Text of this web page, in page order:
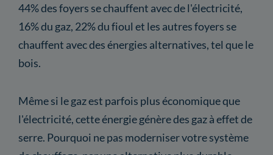
44% des foyers se chauffent avec de l'électricité,
16% du gaz, 22% du fioul et les autres foyers se
chauffent avec des énergies alternatives, tel que le
bois.
Même si le gaz est parfois plus économique que
l'électricité, cette énergie génère des gaz à effet de
serre. Pourquoi ne pas moderniser votre système